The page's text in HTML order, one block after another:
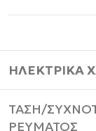
ΗΛΕΚΤΡΙΚΑ
ΤΑΣΗ/
ΡΕΥΜΑΤΟΣ